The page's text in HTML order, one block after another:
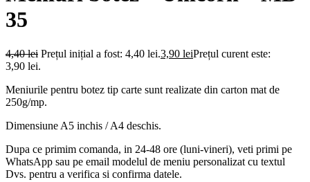
35
4,40lei Prețul inițial a fost: 4,40 lei.3,90 leiPrețul curent este:
3,90 lei.
Meniurile pentru botez tip carte sunt realizate din carton mat de
250g/mp.
Dimensiune A5 inchis / A4 deschis.
Dupa ce primim comanda, in 24-48 ore (luni-vineri), veti primi pe
WhatsApp sau pe email modelul de meniu personalizat cu textul
Dvs. pentru a verifica si confirma datele.